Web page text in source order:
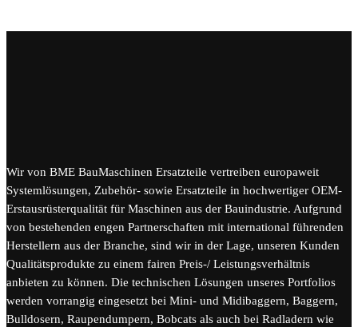
Wir von BME BauMaschinen Ersatzteile vertreiben europaweit
Systemlösungen, Zubehör- sowie Ersatzteile in hochwertiger OEM-
Erstausrüsterqualität für Maschinen aus der Bauindustrie. Aufgrund
von bestehenden engen Partnerschaften mit international führenden
Herstellern aus der Branche, sind wir in der Lage, unseren Kunden
Qualitätsprodukte zu einem fairen Preis-/ Leistungsverhältnis
anbieten zu können. Die technischen Lösungen unseres Portfolios
werden vorrangig eingesetzt bei Mini- und Midibaggern, Baggern,
Bulldosern, Raupendumpern, Bobcats als auch bei Radladern wie